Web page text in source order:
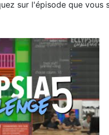
sur l'épisode que vous